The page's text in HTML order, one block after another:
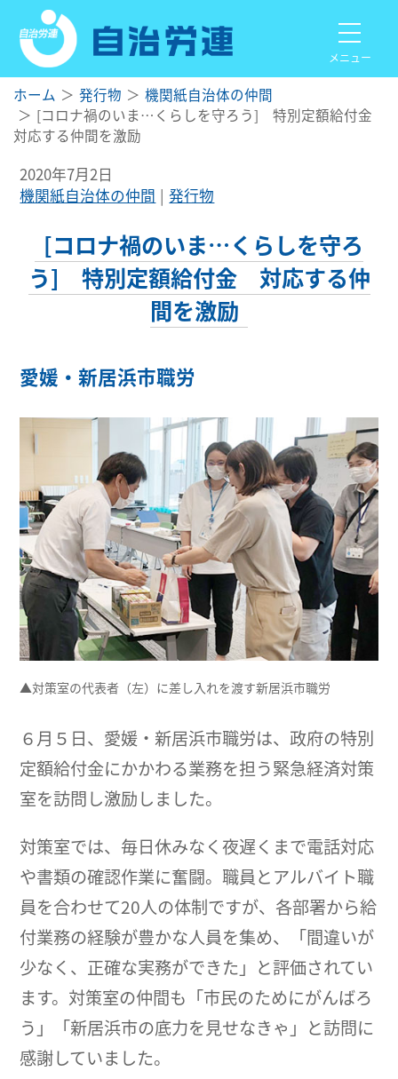
メニュー
ホーム 発行物
機関紙自治体の仲間
[コロナ禍のいま…くらしを守ろう] 特別定額給付金
対応する仲間を激励
2020年7月2日
機関紙自治体の仲間
発行物
[コロナ禍のいま…くらしを守ろ
う] 特別定額給付金 対応する仲
間を激励
愛媛・新居浜市職労
▲対策室の代表者（左）に差し入れを渡す新居浜市職労
６月５日、愛媛・新居浜市職労は、政府の特別
定額給付金にかかわる業務を担う緊急経済対策
室を訪問し激励しました。
対策室では、毎日休みなく夜遅くまで電話対応
や書類の確認作業に奮闘。職員とアルバイト職
員を合わせて20人の体制ですが、各部署から給
付業務の経験が豊かな人員を集め、「間違いが
少なく、正確な実務ができた」と評価されてい
ます。対策室の仲間も「市民のためにがんばろ
う」「新居浜市の底力を見せなきゃ」と訪問に
感謝していました。